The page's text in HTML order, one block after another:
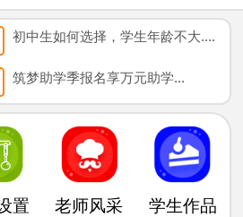
初中生如何选择，学生年龄不大....
筑梦助学季报名享万元助学...
置 老师风采 学生作品